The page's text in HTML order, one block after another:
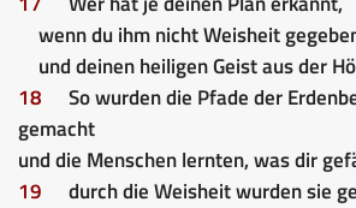
wenn du ihm nicht Weisheit
und deinen heiligen Geist aus der
18
So wurden die Pfade der
gemacht
und die Menschen lernten, was dir
19
durch die Weisheit wurden sie